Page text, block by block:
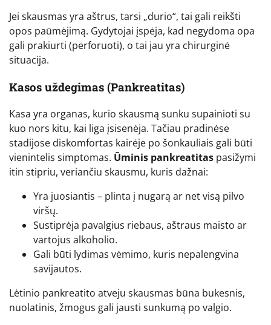
Jei skausmas yra aštrus, tarsi „durio“, tai gali reikšti
opos paūmėjimą. Gydytojai įspėja, kad negydoma opa
gali prakiurti (perforuoti), o tai jau yra chirurginė
situacija.
Kasos uždegimas (Pankreatitas)
Kasa yra organas, kurio skausmą sunku supainioti su
kuo nors kitu, kai liga įsisenėja. Tačiau pradinėse
stadijose diskomfortas kairėje po šonkauliais gali būti
vienintelis simptomas. Ūminis pankreatitas pasižymi
itin stipriu, veriančiu skausmu, kuris dažnai:
Yra juosiantis – plinta į nugarą ar net visą pilvo
viršų.
Sustiprėja pavalgius riebaus, aštraus maisto ar
vartojus alkoholio.
Gali būti lydimas vėmimo, kuris nepalengvina
savijautos.
Lėtinio pankreatito atveju skausmas būna bukesnis,
nuolatinis, žmogus gali jausti sunkumą po valgio.